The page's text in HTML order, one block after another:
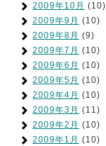
2009年10月 (10)
2009年9月 (10)
2009年8月 (9)
2009年7月 (10)
2009年6月 (10)
2009年5月 (10)
2009年4月 (10)
2009年3月 (11)
2009年2月 (10)
2009年1月 (10)